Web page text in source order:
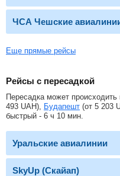
ЧСА Чешские
Еще прямые рейсы
Рейсы с пересадкой
Пересадка может
493 UAH), Будапешт (от 5 203
быстрый - 6 ч 10 мин.
Уральские авиалинии
SkyUp (Скайап)